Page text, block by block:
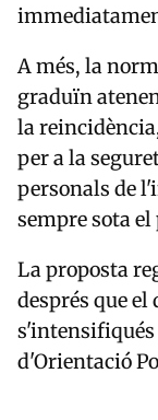
A més, la
graduïn
la
per a la
personals de
sempre sota
La proposta
després que el
d'Orientació